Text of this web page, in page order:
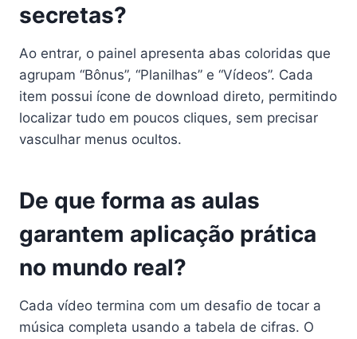
secretas?
Ao entrar, o painel apresenta abas coloridas que
agrupam “Bônus”, “Planilhas” e “Vídeos”. Cada
item possui ícone de download direto, permitindo
localizar tudo em poucos cliques, sem precisar
vasculhar menus ocultos.
De que forma as aulas
garantem aplicação prática
no mundo real?
Cada vídeo termina com um desafio de tocar a
música completa usando a tabela de cifras. O